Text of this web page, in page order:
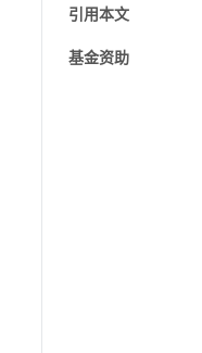
引用本文
基金资助